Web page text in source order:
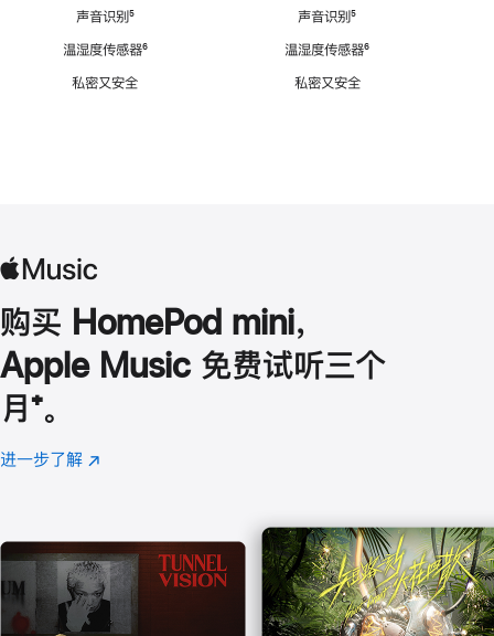
声音识别脚
⁵
温湿度传感器脚
⁶
私密又安全
声音识别脚
⁵
温湿度传感器脚
⁶
私密又安全
购买 HomePod mini，
Apple Music 免费试听三个
月 脚
注
⁺。
进一步了解 Apple
(在
口
中
打
开)